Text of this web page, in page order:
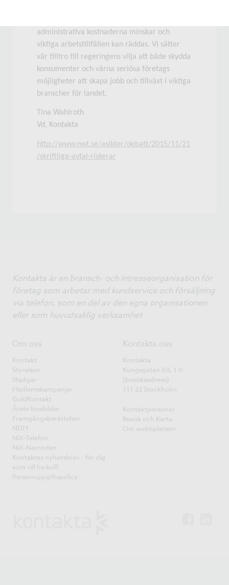
administrativa kostnaderna minskar och
viktiga arbetstillfällen kan räddas. Vi sätter
vår tilltro till regeringens vilja att både skydda
konsumenter och värna seriösa företags
möjligheter att skapa jobb och tillväxt i viktiga
branscher för landet.
Tina Wahlroth
Vd, Kontakta
http://www.nwt.se/asikter/debatt/2015/11/21
/skriftliga-avtal-riskerar
Kontakta är en bransch- och intresseorganisation för
företag som arbetar med kundservice och försäljning
via telefon, som en del av den egna organisationen
eller som huvudsaklig verksamhet
Om oss
Kontakt
Styrelsen
Stadgar
Medlemskampanjer
GuldKontakt
Årets förebilder
Framgångsberättelser
NDM
NIX-Telefon
NIX-Nämnden
Kontaktas nyhetsbrev - för dig
som vill ha koll!
Personuppgiftspolicy
Kontakta oss
Kontakta
Kungsgatan 60, 1 tr
(besöksadress)
111 22 Stockholm
Kontaktpersoner
Besök och Karta
Om webbplatsen